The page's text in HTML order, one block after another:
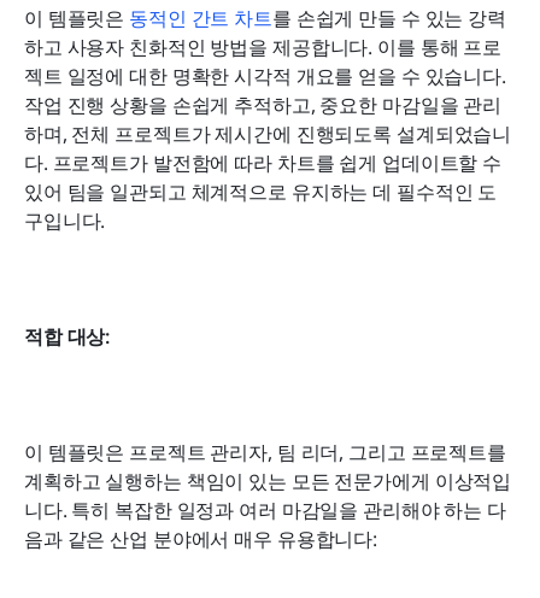
이 템플릿은 동적인 간트 차트를 손쉽게 만들 수 있는 강력
하고 사용자 친화적인 방법을 제공합니다. 이를 통해 프로
젝트 일정에 대한 명확한 시각적 개요를 얻을 수 있습니다.
작업 진행 상황을 손쉽게 추적하고, 중요한 마감일을 관리
하며, 전체 프로젝트가 제시간에 진행되도록 설계되었습니
다. 프로젝트가 발전함에 따라 차트를 쉽게 업데이트할 수
있어 팀을 일관되고 체계적으로 유지하는 데 필수적인 도
구입니다.
적합 대상:
이 템플릿은 프로젝트 관리자, 팀 리더, 그리고 프로젝트를
계획하고 실행하는 책임이 있는 모든 전문가에게 이상적입
니다. 특히 복잡한 일정과 여러 마감일을 관리해야 하는 다
음과 같은 산업 분야에서 매우 유용합니다: